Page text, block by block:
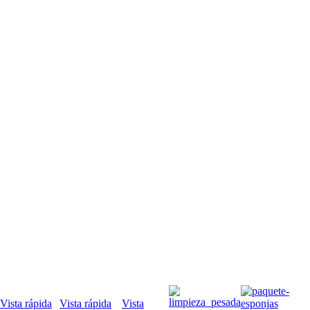
Vista rápida
Vista rápida
Vista